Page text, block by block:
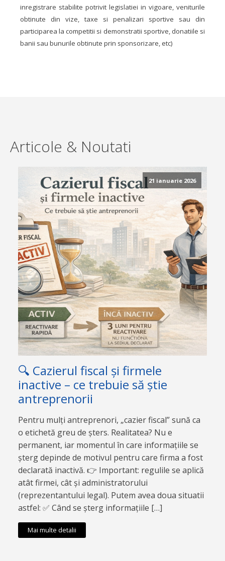
inregistrare stabilite potrivit legislatiei in vigoare, veniturile
obtinute din vize, taxe si penalizari sportive sau din
participarea la competitii si demonstratii sportive, donatiile si
banii sau bunurile obtinute prin sponsorizare, etc)
Articole & Noutati
21 ianuarie 2026
🔍 Cazierul fiscal și firmele
inactive – ce trebuie să știe
antreprenorii
Pentru mulți antreprenori, „cazier fiscal” sună ca
o etichetă greu de șters. Realitatea? Nu e
permanent, iar momentul în care informațiile se
șterg depinde de motivul pentru care firma a fost
declarată inactivă. 👉 Important: regulile se aplică
atât firmei, cât și administratorului
(reprezentantului legal). Putem avea doua situatii
astfel: ✅ Când se șterg informațiile […]
Mai multe detalii